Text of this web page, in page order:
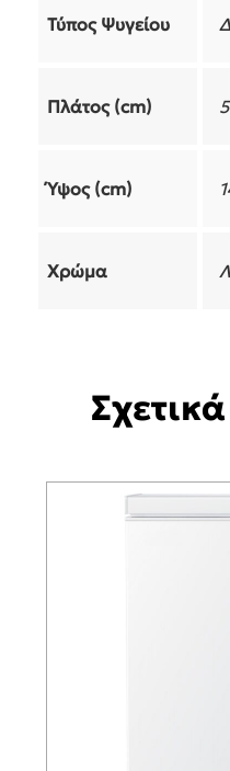
Τύπος Ψυγείου
Πλάτος (cm)
Ύψος (cm)
Χρώμα